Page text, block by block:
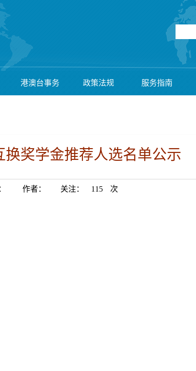
港澳台事务 政策法规 服务指南
换奖学金推荐人选名单公示
作者： 关注： 115 次